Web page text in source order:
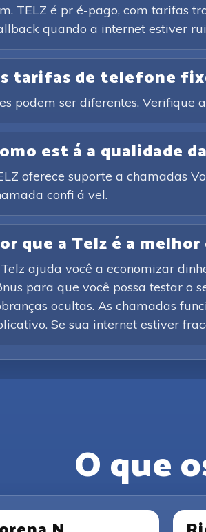
TELZ é pr é-pago, com tarifas
quando a internet estiver
tarifas de telefone
podem ser diferentes. Verifique
est á a qualidade
oferece suporte a chamadas
confi á vel.
que a Telz é a
ajuda você a economizar
para que você possa testar o
ocultas. As chamadas
Se sua internet estiver
O que